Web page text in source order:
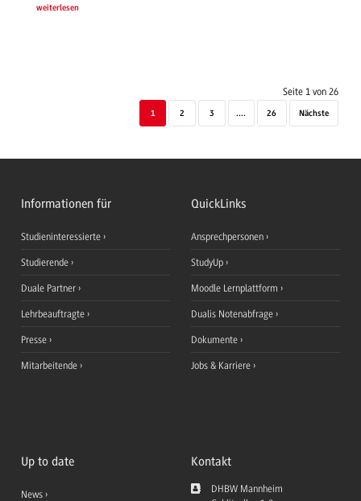
weiterlesen
Seite 1 von 26
1 2 3 .... 26 Nächste
Informationen für
Studieninteressierte
Studierende
Duale Partner
Lehrbeauftragte
Presse
Mitarbeitende
QuickLinks
Ansprechpersonen
StudyUp
Moodle Lernplattform
Dualis Notenabfrage
Dokumente
Jobs & Karriere
Up to date
News
Kontakt
DHBW Mannheim